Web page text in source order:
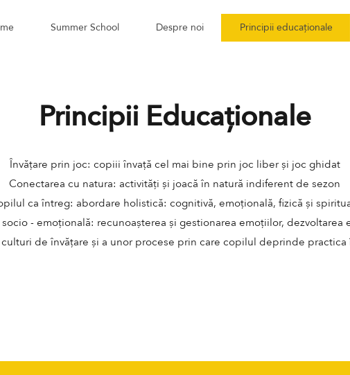
Summer School Despre noi Principii educaționale
Principii Educaționale
Învățare prin joc: copiii învață cel mai bine prin joc liber și joc ghidat
Conectarea cu natura: activități și joacă în natură indiferent de sezon
ca întreg: abordare holistică: cognitivă, emoțională, fizică și
socio - emoțională: recunoașterea și gestionarea emoțiilor, dezvoltarea
de învățare și a unor procese prin care copilul deprinde